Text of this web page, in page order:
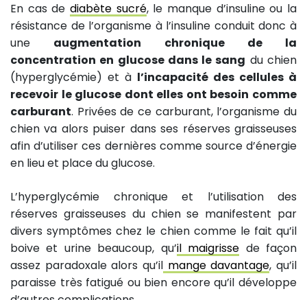
En cas de diabète sucré, le manque d’insuline ou la
résistance de l’organisme à l’insuline conduit donc à
une augmentation chronique de la
concentration en glucose dans le sang du chien
(hyperglycémie) et à l’incapacité des cellules à
recevoir le glucose dont elles ont besoin comme
carburant. Privées de ce carburant, l’organisme du
chien va alors puiser dans ses réserves graisseuses
afin d’utiliser ces dernières comme source d’énergie
en lieu et place du glucose.
L’hyperglycémie chronique et l’utilisation des
réserves graisseuses du chien se manifestent par
divers symptômes chez le chien comme le fait qu’il
boive et urine beaucoup, qu’il maigrisse de façon
assez paradoxale alors qu’il mange davantage, qu’il
paraisse très fatigué ou bien encore qu’il développe